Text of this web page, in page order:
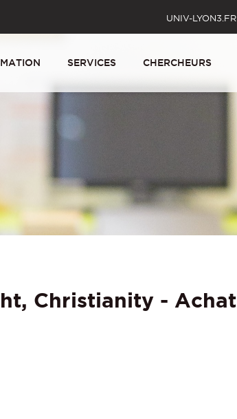
UNIV-LYON3.FR
SERVICES CHERCHEURS
Christianity - Achat